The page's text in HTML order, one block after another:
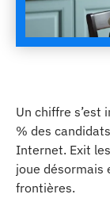
Un chiffre s’est
% des
Internet. Exit
joue désormais
frontières.